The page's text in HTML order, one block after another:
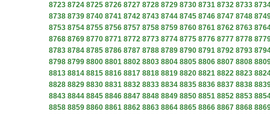
8723 8724 8725 8726 8727 8728 8729 8730 8731 8732 8733
8738 8739 8740 8741 8742 8743 8744 8745 8746 8747 8748
8753 8754 8755 8756 8757 8758 8759 8760 8761 8762 8763
8768 8769 8770 8771 8772 8773 8774 8775 8776 8777 8778
8783 8784 8785 8786 8787 8788 8789 8790 8791 8792 8793
8798 8799 8800 8801 8802 8803 8804 8805 8806 8807 8808
8813 8814 8815 8816 8817 8818 8819 8820 8821 8822 8823
8828 8829 8830 8831 8832 8833 8834 8835 8836 8837 8838
8843 8844 8845 8846 8847 8848 8849 8850 8851 8852 8853
8858 8859 8860 8861 8862 8863 8864 8865 8866 8867 8868